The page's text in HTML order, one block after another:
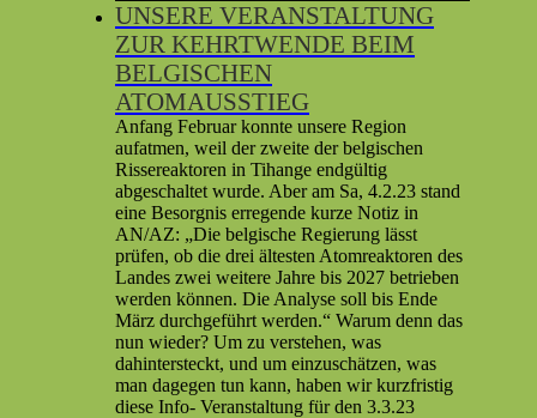
UNSERE VERANSTALTUNG
ZUR KEHRTWENDE BEIM
BELGISCHEN
ATOMAUSSTIEG
Anfang Februar konnte unsere Region
aufatmen, weil der zweite der belgischen
Rissereaktoren in Tihange endgültig
abgeschaltet wurde. Aber am Sa, 4.2.23 stand
eine Besorgnis erregende kurze Notiz in
AN/AZ: „Die belgische Regierung lässt
prüfen, ob die drei ältesten Atomreaktoren des
Landes zwei weitere Jahre bis 2027 betrieben
werden können. Die Analyse soll bis Ende
März durchgeführt werden.“ Warum denn das
nun wieder? Um zu verstehen, was
dahintersteckt, und um einzuschätzen, was
man dagegen tun kann, haben wir kurzfristig
diese Info- Veranstaltung für den 3.3.23